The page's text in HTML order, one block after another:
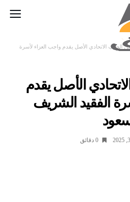
الحزب الاتحادي الأصل يقدم واجب العزاء لأسرة
الأصل يقدم
الفقيد الشريف
0 ‫دقائق‬